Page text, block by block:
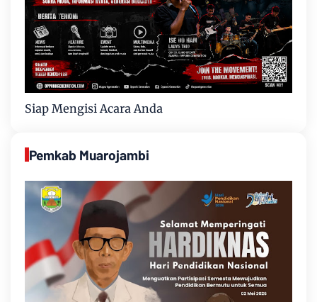
Siap Mengisi Acara Anda
Pemkab Muarojambi